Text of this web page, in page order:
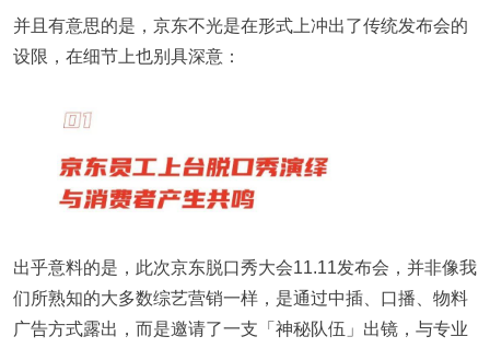
并且有意思的是，京东不光是在形式上冲出了传统发布会的
设限，在细节上也别具深意：
出乎意料的是，此次京东脱口秀大会11.11发布会，并非像我
们所熟知的大多数综艺营销一样，是通过中插、口播、物料
广告方式露出，而是邀请了一支「神秘队伍」出镜，与专业